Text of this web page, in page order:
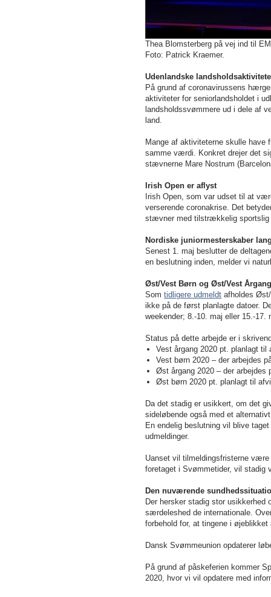
Thea Blomsterberg på vej ind til
Foto: Patrick Kraemer.
Udenlandske
På grund af coronavirussens
aktiviteter for seniorlandsholdet i
landsholdssvømmere ud i dele af
land.
Mange af aktiviteterne skulle have
samme værdi. Konkret drejer det
stævnerne Mare Nostrum
Irish Open er aflyst
Irish Open, som var udset til at
verserende coronakrise. Det
stævner med tilstrækkelig sportslig
Nordiske juniormesterskaber
Senest 1. maj beslutter de
en beslutning inden, melder vi
Øst/Vest Børn og Øst/Vest
Som tidligere udmeldt afholdes
ikke på de først planlagte datoer.
weekender; 8.-10. maj eller 15.-17.
Status på dette arbejde er i
Vest årgang 2020 pt. planlagt
Vest børn 2020 – der arbejdes
Øst årgang 2020 – der arbejdes
Øst børn 2020 pt. planlagt til
Da det stadig er usikkert, om det
sideløbende også med et
En endelig beslutning vil blive
udmeldinger.
Uanset vil tilmeldingsfristerne
foretaget i Svømmetider, vil
Den nuværende
Der hersker stadig stor usikkerhed
særdeleshed de internationale.
forbehold for, at tingene i
Dansk Svømmeunion opdaterer
På grund af påskeferien kommer
2020, hvor vi vil opdatere med